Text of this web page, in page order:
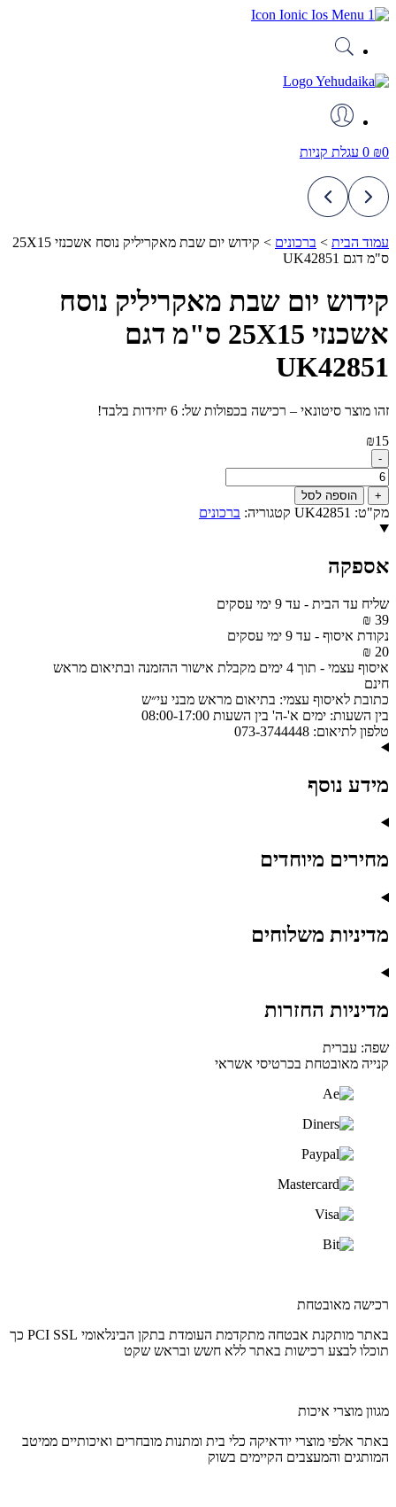
דלג
₪0
0 עגלת קניות
עמוד הבית > ברכונים >
קידוש יום שבת מאקריליק נוסח אשכנזי 25X15
ס"מ דגם UK42851
קידוש יום שבת מאקריליק נוסח
אשכנזי 25X15 ס"מ דגם
UK42851
זהו מוצר סיטונאי – רכישה בכפולות של: 6 יחידות בלבד!
₪15
-
כמות
של
קידוש
יום
נוסח
25X15
ס"מ
דגם
UK42851
+ הוספה לסל
מק"ט: UK42851 קטגוריה: ברכונים
אספקה
שליח עד הבית - עד 9 ימי עסקים
39 ₪
נקודת איסוף - עד 9 ימי עסקים
20 ₪
איסוף עצמי - תוך 4 ימים מקבלת אישור ההזמנה ובתיאום מראש
חינם
כתובת לאיסוף עצמי: בתיאום מראש מבני עי״ש
בין השעות: ימים א'-ה' בין השעות 08:00-17:00
טלפון לתיאום: 073-3744448
מידע נוסף
מחירים מיוחדים
מדיניות משלוחים
מדיניות החזרות
שפה: עברית
קנייה מאובטחת בכרטיסי אשראי
רכישה מאובטחת
באתר מותקנת אבטחה מתקדמת העומדת בתקן הבינלאומי PCI SSL כך
תוכלו לבצע רכישות באתר ללא חשש ובראש שקט
מגוון מוצרי איכות
באתר אלפי מוצרי יודאיקה כלי בית ומתנות מובחרים ואיכותיים ממיטב
המותגים והמעצבים הקיימים בשוק